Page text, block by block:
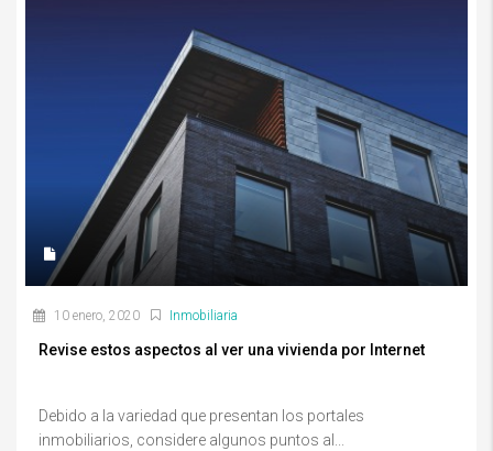
10 enero, 2020 Inmobiliaria
Revise estos aspectos al ver una vivienda por Internet
Debido a la variedad que presentan los portales
inmobiliarios, considere algunos puntos al...